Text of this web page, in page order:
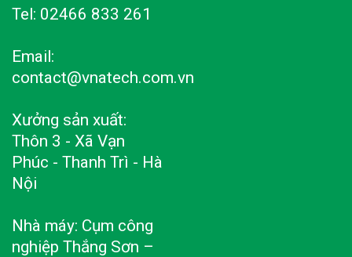
Tel: 02466 833 261
Email:
contact@vnatech.com.vn
Xưởng sản xuất:
Thôn 3 - Xã Vạn
Phúc - Thanh Trì - Hà
Nội
Nhà máy: Cụm công
nghiệp Thắng Sơn –